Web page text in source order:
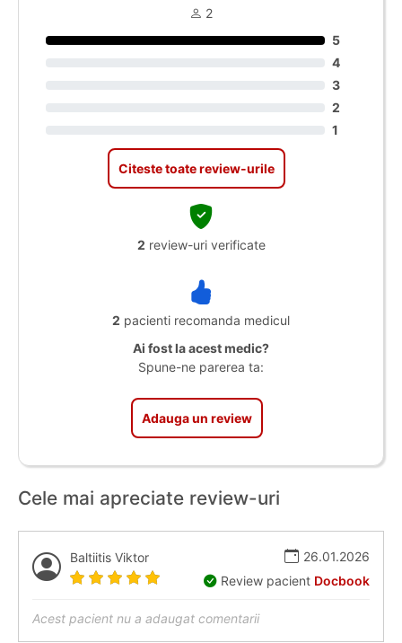
2
5
4
3
2
1
Citeste toate review-urile
2 review-uri verificate
2 pacienti recomanda medicul
Ai fost la acest medic?
Spune-ne parerea ta:
Adauga un review
Cele mai apreciate review-uri
Baltiitis Viktor
26.01.2026
Review pacient Docbook
Acest pacient nu a adaugat comentarii